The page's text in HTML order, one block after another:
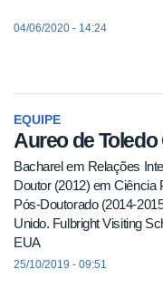
04/06/2020 - 14:24
EQUIPE
Aureo de
Bacharel em Relações
Doutor (2012) em Ciência
Pós-Doutorado (2014-
Unido. Fulbright Visiting
EUA
25/10/2019 - 09:51